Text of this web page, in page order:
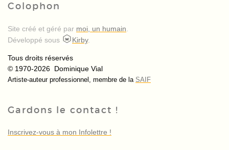
Colophon
Site créé et géré par moi, un humain
Développé sous
Kirby.
Tous droits réservés
© 1970-2026 Dominique Vial
Artiste-auteur professionnel, membre de la SAIF
Gardons le contact !
Inscrivez-vous à mon Infolettre !